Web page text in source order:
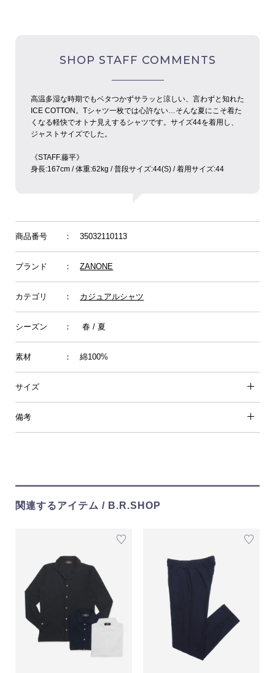
SHOP STAFF COMMENTS
高温多湿な時期でもベタつかずサラッと涼しい、言わずと知れた
ICE COTTON。Tシャツ一枚では心許ない…そんな夏にこそ着た
くなる軽快でオトナ見えするシャツです。サイズ44を着用し、
ジャストサイズでした。
《STAFF.︎︎藤平》
身長:︎︎167cm / 体重:62kg / 普段サイズ:︎︎44(S) / 着用サイズ:︎︎44
商品番号 ： 35032110113
ブランド ：ZANONE
カテゴリ ： カジュアルシャツ
シーズン ： 春 / 夏
素材 ： 綿100%
サイズ
備考
関連するアイテム / B.R.SHOP